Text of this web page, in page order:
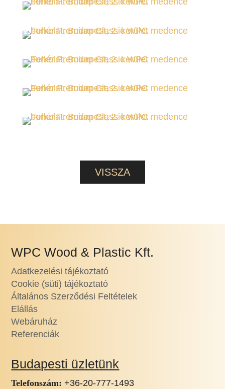
WPC Wood & Plastic Kft.
Adatkezelési tájékoztató
Cookie (süti) tájékoztató
Általános Szerződési Feltételek
Elállás
Webáruház
Referenciák
Budapesti üzletünk
Telefonszám: +36-20-777-1493